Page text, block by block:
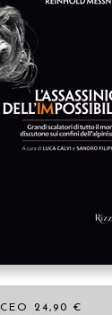
Invio per
24,90 €